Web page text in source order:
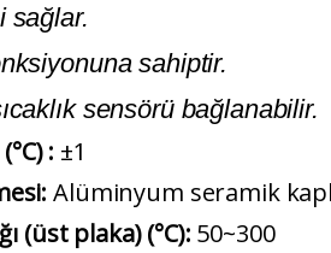
sağlar.
sahiptir.
sensörü bağlanabilir.
: ±1
Alüminyum seramik
(üst plaka) (°C): 50~300